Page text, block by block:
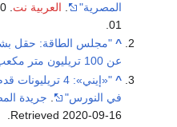
المصرية"
العربية نت
01
.
^ "مجلس الطاقة: حقل
عن 100 تريليون متر مكعب"
^
"«إيني»: 4
في النورس"
جريدة
Retrieved 2020-09-16